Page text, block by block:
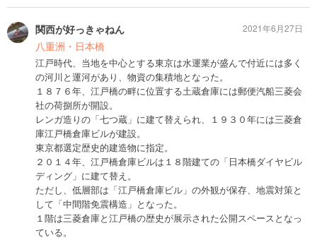
関西が好っきゃねん
八重洲・日本橋
江戸時代、当地を中心とする東京は水運業が盛んで付近には多く
の河川と運河があり、物資の集積地となった。
１８７６年、江戸橋の畔に位置する土蔵倉庫には郵便汽船三菱会
社の荷捌所が開設。
レンガ造りの「七つ蔵」に建て替えられ、１９３０年には三菱倉
庫江戸橋倉庫ビルが建設。
東京都選定歴史的建造物に指定。
２０１４年、江戸橋倉庫ビルは１８階建ての「日本橋ダイヤビル
ディング」に建て替え。
ただし、低層部は「江戸橋倉庫ビル」の外観が保存、地震対策と
して「中間階免震構造」となった。
１階は三菱倉庫と江戸橋の歴史が展示された公開スペースとなっ
ている。
2021年6月27日